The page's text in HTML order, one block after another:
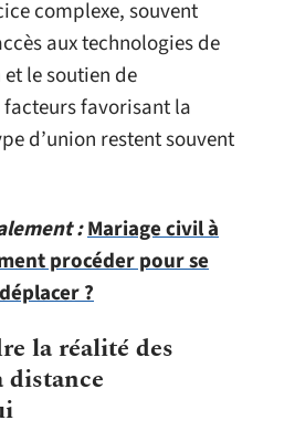
complexe, souvent
aux technologies de
le soutien de
facteurs favorisant la
d’union restent souvent
:Mariage civil à
procéder pour se
?
la réalité des
distance